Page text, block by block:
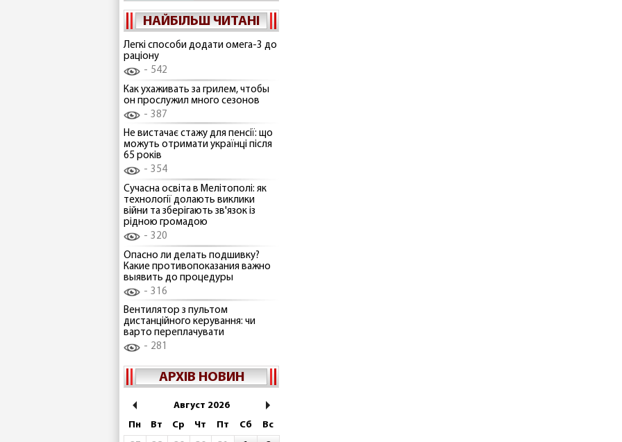
НАЙБІЛЬШ ЧИТАНІ
Легкі способи додати омега-3 до
раціону
542
Как ухаживать за грилем, чтобы
он прослужил много сезонов
387
Не вистачає стажу для пенсії: що
можуть отримати українці після
65 років
354
Сучасна освіта в Мелітополі: як
технології долають виклики
війни та зберігають зв'язок із
рідною громадою
320
Опасно ли делать подшивку?
Какие противопоказания важно
выявить до процедуры
316
Вентилятор з пультом
дистанційного керування: чи
варто переплачувати
281
АРХІВ НОВИН
Август 2026
Пн
Вт Ср Чт Пт Сб
Вс